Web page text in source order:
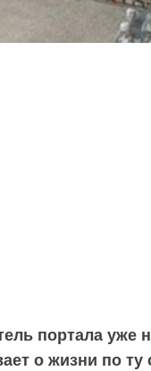
портала уже
о жизни по ту